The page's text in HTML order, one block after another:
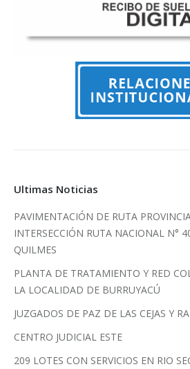
Ultimas Noticias
PAVIMENTACIÓN DE RUTA
INTERSECCIÓN RUTA NACIONAL N°
QUILMES
PLANTA DE TRATAMIENTO Y RED
LA LOCALIDAD DE BURRUYACÚ
JUZGADOS DE PAZ DE LAS CEJAS Y
CENTRO JUDICIAL ESTE
209 LOTES CON SERVICIOS EN RIO